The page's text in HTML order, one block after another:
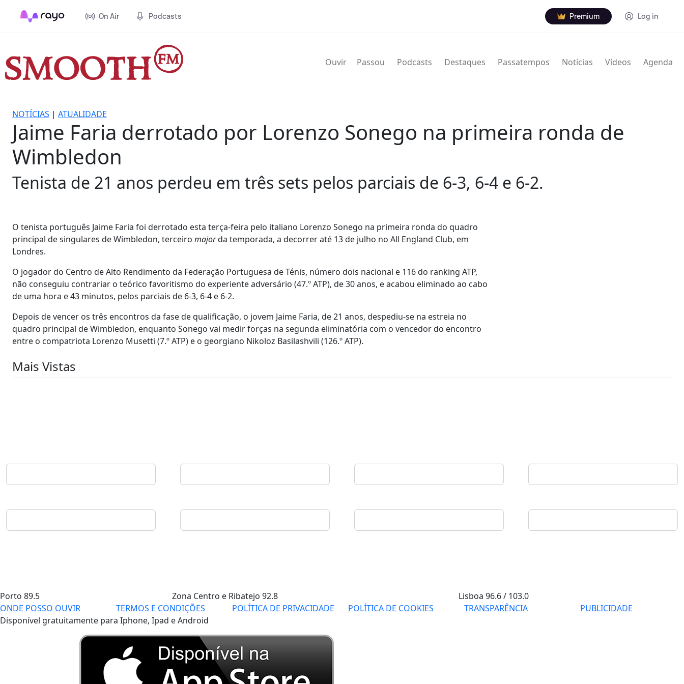
On Air Podcasts Premium Log in
Ouvir Passou Podcasts Destaques Passatempos Notícias Vídeos Agenda
NOTÍCIAS | ATUALIDADE
Jaime Faria derrotado por Lorenzo Sonego na primeira ronda de
Wimbledon
Tenista de 21 anos perdeu em três sets pelos parciais de 6-3, 6-4 e 6-2.
O tenista português Jaime Faria foi derrotado esta terça-feira pelo italiano Lorenzo Sonego na primeira ronda do quadro
principal de singulares de Wimbledon, terceiro majorda temporada, a decorrer até 13 de julho no All England Club, em
Londres.
O jogador do Centro de Alto Rendimento da Federação Portuguesa de Ténis, número dois nacional e 116 do ranking ATP,
não conseguiu contrariar o teórico favoritismo do experiente adversário (47.º ATP), de 30 anos, e acabou eliminado ao cabo
de uma hora e 43 minutos, pelos parciais de 6-3, 6-4 e 6-2.
Depois de vencer os três encontros da fase de qualificação, o jovem Jaime Faria, de 21 anos, despediu-se na estreia no
quadro principal de Wimbledon, enquanto Sonego vai medir forças na segunda eliminatória com o vencedor do encontro
entre o compatriota Lorenzo Musetti (7.º ATP) e o georgiano Nikoloz Basilashvili (126.º ATP).
Mais Vistas
Porto 89.5 Zona Centro e Ribatejo 92.8 Lisboa96.6 / 103.0
ONDE POSSO OUVIR
TERMOS E CONDIÇÕES POLÍTICA DE PRIVACIDADE POLÍTICA DE COOKIES TRANSPARÊNCIA
PUBLICIDADE
Disponível gratuitamente para Iphone, Ipad e Android